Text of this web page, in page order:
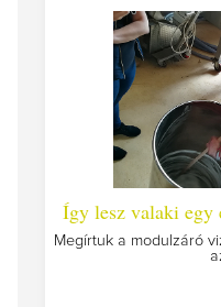
Így lesz valaki egy
Megírtuk a modulzáró